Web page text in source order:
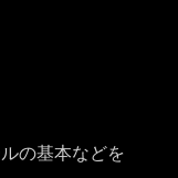
の基本などを